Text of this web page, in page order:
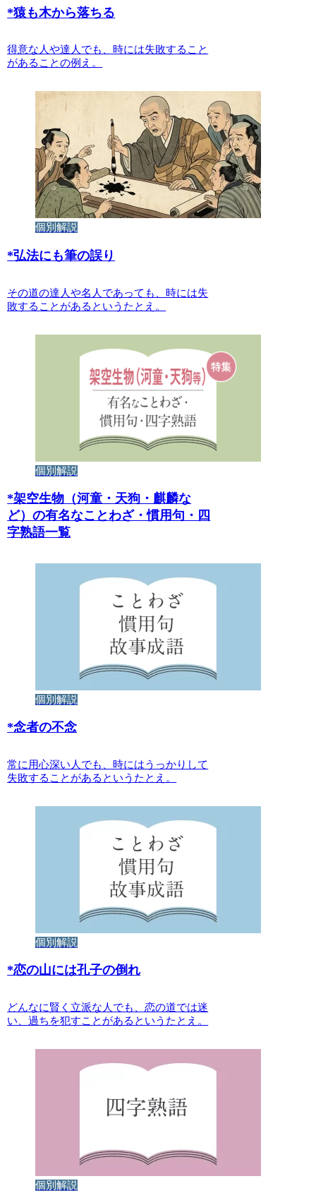
*猿も木から落ちる
得意な人や達人でも、時には失敗すること
があることの例え。
個別解説
*弘法にも筆の誤り
その道の達人や名人であっても、時には失
敗することがあるというたとえ。
個別解説
*架空生物（河童・天狗・麒麟な
ど）の有名なことわざ・慣用句・四
字熟語一覧
個別解説
*念者の不念
常に用心深い人でも、時にはうっかりして
失敗することがあるというたとえ。
個別解説
*恋の山には孔子の倒れ
どんなに賢く立派な人でも、恋の道では迷
い、過ちを犯すことがあるというたとえ。
個別解説